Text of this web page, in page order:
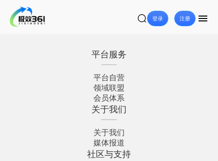
登录 注册
平台服务
平台自营
领域联盟
会员体系
关于我们
关于我们
媒体报道
社区与支持